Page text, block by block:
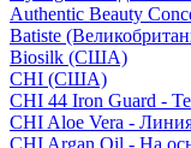
Authentic Beauty
Batiste
Biosilk (США)
CHI (США)
CHI 44 Iron Guard -
CHI Aloe Vera -
CHI Argan Oil - На